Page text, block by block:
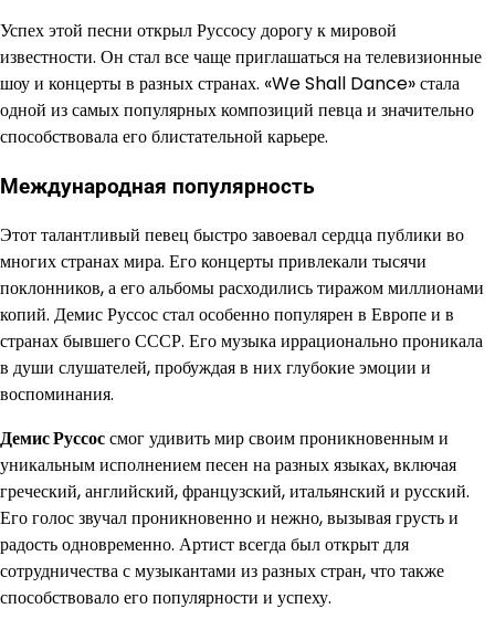
Успех этой песни открыл Руссосу дорогу к мировой
известности. Он стал все чаще приглашаться на телевизионные
шоу и концерты в разных странах. «We Shall Dance» стала
одной из самых популярных композиций певца и значительно
способствовала его блистательной карьере.
Международная популярность
Этот талантливый певец быстро завоевал сердца публики во
многих странах мира. Его концерты привлекали тысячи
поклонников, а его альбомы расходились тиражом миллионами
копий. Демис Руссос стал особенно популярен в Европе и в
странах бывшего СССР. Его музыка иррационально проникала
в души слушателей, пробуждая в них глубокие эмоции и
воспоминания.
Демис Руссоссмог удивить мир своим проникновенным и
уникальным исполнением песен на разных языках, включая
греческий, английский, французский, итальянский и русский.
Его голос звучал проникновенно и нежно, вызывая грусть и
радость одновременно. Артист всегда был открыт для
сотрудничества с музыкантами из разных стран, что также
способствовало его популярности и успеху.